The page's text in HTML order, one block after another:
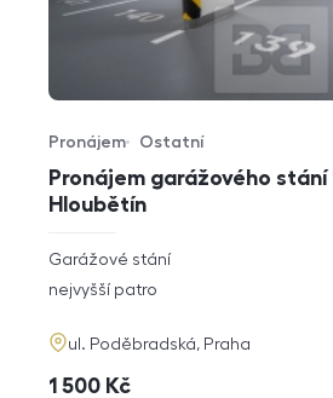
Pronájem garážového stání
Hloubětín
Typ nabídky
Pronájem
Typ nemovitosti
Ostatní
rozměry
dispozice
Garážové stání
funkce
nejvyšší patro
adresa
ul. Poděbradská, Praha
cena
1 500 Kč